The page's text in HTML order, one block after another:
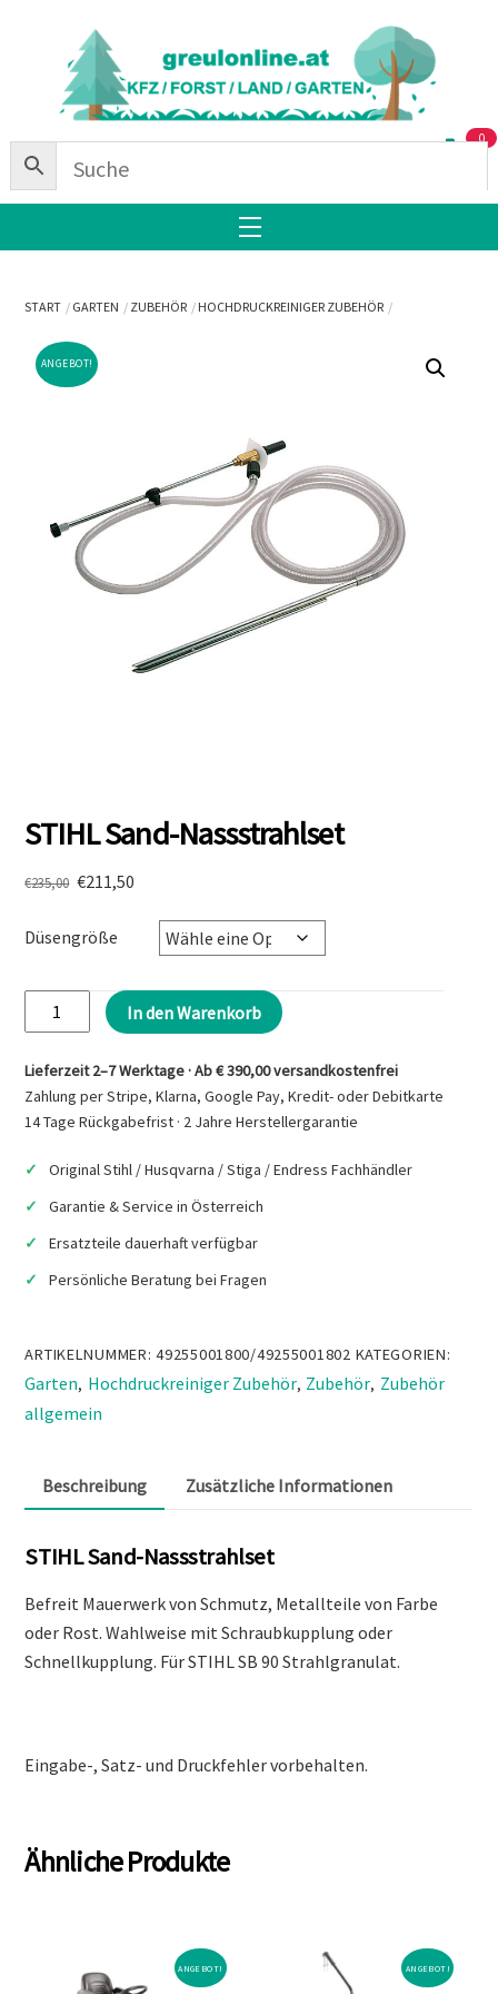
0
Menu
START GARTEN ZUBEHÖR HOCHDRUCKREINIGER ZUBEHÖR
ANGEBOT!
STIHL Sand-Nassstrahlset
€235,00 Ursprünglicher
war:
€211,50
€211,50.
Düsengröße
STIHL
Sand-
Nassstrahlset
Menge
In den Warenkorb
Lieferzeit 2–7 Werktage · Ab € 390,00 versandkostenfrei
Zahlung per Stripe, Klarna, Google Pay, Kredit- oder Debitkarte
14 Tage Rückgabefrist · 2 Jahre Herstellergarantie
Original Stihl / Husqvarna / Stiga / Endress Fachhändler
Garantie & Service in Österreich
Ersatzteile dauerhaft verfügbar
Persönliche Beratung bei Fragen
ARTIKELNUMMER:49255001800/49255001802 KATEGORIEN:
Garten, Hochdruckreiniger Zubehör, Zubehör, Zubehör
allgemein
Beschreibung Zusätzliche Informationen
STIHL Sand-Nassstrahlset
Befreit Mauerwerk von Schmutz, Metallteile von Farbe
oder Rost. Wahlweise mit Schraubkupplung oder
Schnellkupplung. Für STIHL SB 90 Strahlgranulat.
Eingabe-, Satz- und Druckfehler vorbehalten.
Ähnliche Produkte
ANGEBOT! ANGEBOT!
To
Top